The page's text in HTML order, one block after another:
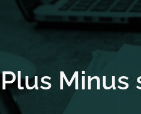
Plus Minus